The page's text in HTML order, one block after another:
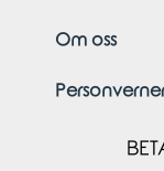
Om oss